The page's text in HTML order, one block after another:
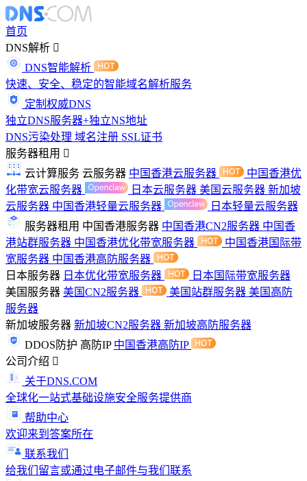
首页
DNS解析
DNS智能解析
快速、安全、稳定的智能域名解析服务
定制权威DNS
独立DNS服务器+独立NS地址
DNS污染处理 域名注册 SSL证书
服务器租用
云计算服务 云服务器 中国香港云服务器
中国香港优
化带宽云服务器
日本云服务器 美国云服务器 新加坡
云服务器 中国香港轻量云服务器
日本轻量云服务器
服务器租用 中国香港服务器 中国香港CN2服务器 中国香
港站群服务器 中国香港优化带宽服务器
中国香港国际带
宽服务器 中国香港高防服务器
日本服务器 日本优化带宽服务器
日本国际带宽服务器
美国服务器 美国CN2服务器 美国站群服务器 美国高防
服务器
新加坡服务器 新加坡CN2服务器 新加坡高防服务器
DDOS防护 高防IP 中国香港高防IP
公司介绍
关于DNS.COM
全球化一站式基础设施安全服务提供商
帮助中心
欢迎来到答案所在
联系我们
给我们留言或通过电子邮件与我们联系